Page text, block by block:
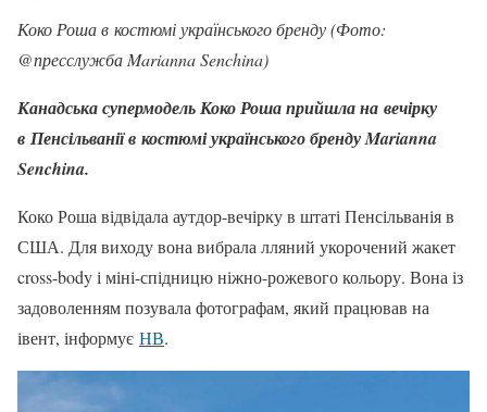
Коко Роша в костюмі українського бренду (Фото:
@пресслужба Marianna Senchina)
Канадська супермодель Коко Роша прийшла на вечірку
в Пенсільванії в костюмі українського бренду Marianna
Senchina.
Коко Роша відвідала аутдор-вечірку в штаті Пенсільванія в
США. Для виходу вона вибрала лляний укорочений жакет
cross-body і міні-спідницю ніжно-рожевого кольору. Вона із
задоволенням позувала фотографам, який працював на
івент, інформує НВ.